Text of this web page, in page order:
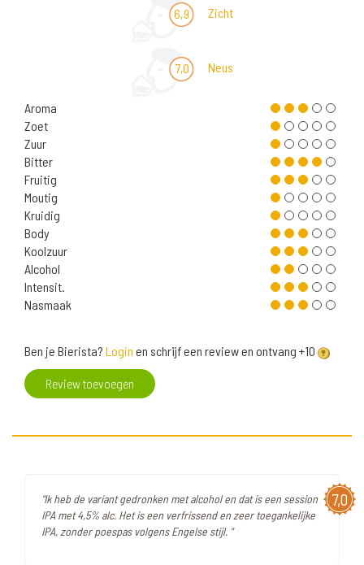
6,9 Zicht
7,0 Neus
Aroma
Zoet
Zuur
Bitter
Fruitig
Moutig
Kruidig
Body
Koolzuur
Alcohol
Intensit.
Nasmaak
Ben je Bierista? Login en schrijf een review en ontvang +10
Review toevoegen
7,0
"Ik heb de variant gedronken met alcohol en dat is een session
IPA met 4,5% alc. Het is een verfrissend en zeer toegankelijke
IPA, zonder poespas volgens Engelse stijl. "